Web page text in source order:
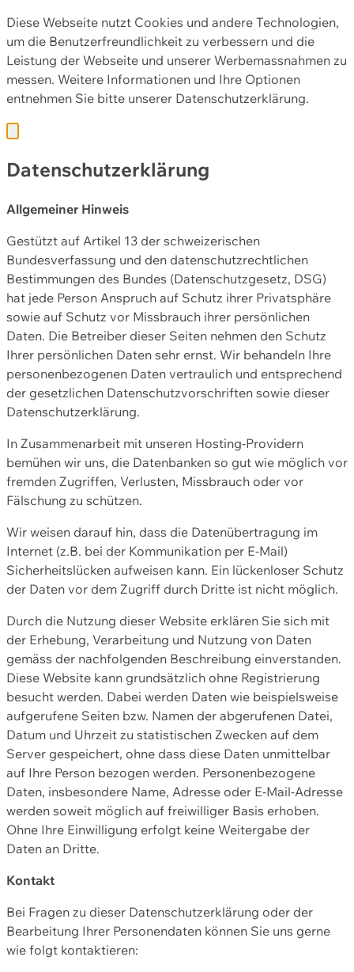
Diese Webseite nutzt Cookies und andere Technologien,
um die Benutzerfreundlichkeit zu verbessern und die
Leistung der Webseite und unserer Werbemassnahmen zu
messen. Weitere Informationen und Ihre Optionen
entnehmen Sie bitte unserer Datenschutzerklärung.
Datenschutzerklärung
Allgemeiner Hinweis
Gestützt auf Artikel 13 der schweizerischen
Bundesverfassung und den datenschutzrechtlichen
Bestimmungen des Bundes (Datenschutzgesetz, DSG)
hat jede Person Anspruch auf Schutz ihrer Privatsphäre
sowie auf Schutz vor Missbrauch ihrer persönlichen
Daten. Die Betreiber dieser Seiten nehmen den Schutz
Ihrer persönlichen Daten sehr ernst. Wir behandeln Ihre
personenbezogenen Daten vertraulich und entsprechend
der gesetzlichen Datenschutzvorschriften sowie dieser
Datenschutzerklärung.
In Zusammenarbeit mit unseren Hosting-Providern
bemühen wir uns, die Datenbanken so gut wie möglich vor
fremden Zugriffen, Verlusten, Missbrauch oder vor
Fälschung zu schützen.
Wir weisen darauf hin, dass die Datenübertragung im
Internet (z.B. bei der Kommunikation per E-Mail)
Sicherheitslücken aufweisen kann. Ein lückenloser Schutz
der Daten vor dem Zugriff durch Dritte ist nicht möglich.
Durch die Nutzung dieser Website erklären Sie sich mit
der Erhebung, Verarbeitung und Nutzung von Daten
gemäss der nachfolgenden Beschreibung einverstanden.
Diese Website kann grundsätzlich ohne Registrierung
besucht werden. Dabei werden Daten wie beispielsweise
aufgerufene Seiten bzw. Namen der abgerufenen Datei,
Datum und Uhrzeit zu statistischen Zwecken auf dem
Server gespeichert, ohne dass diese Daten unmittelbar
auf Ihre Person bezogen werden. Personenbezogene
Daten, insbesondere Name, Adresse oder E-Mail-Adresse
werden soweit möglich auf freiwilliger Basis erhoben.
Ohne Ihre Einwilligung erfolgt keine Weitergabe der
Daten an Dritte.
Kontakt
Bei Fragen zu dieser Datenschutzerklärung oder der
Bearbeitung Ihrer Personendaten können Sie uns gerne
wie folgt kontaktieren: